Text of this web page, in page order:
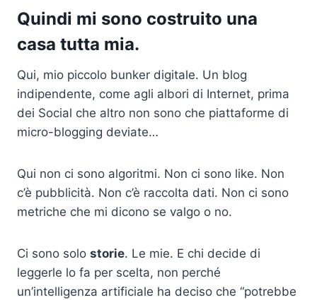
Quindi mi sono costruito una
casa tutta mia.
Qui, mio piccolo bunker digitale. Un blog
indipendente, come agli albori di Internet, prima
dei Social che altro non sono che piattaforme di
micro-blogging deviate…
Qui non ci sono algoritmi. Non ci sono like. Non
c’è pubblicità. Non c’è raccolta dati. Non ci sono
metriche che mi dicono se valgo o no.
Ci sono solo storie. Le mie. E chi decide di
leggerle lo fa per scelta, non perché
un’intelligenza artificiale ha deciso che “potrebbe